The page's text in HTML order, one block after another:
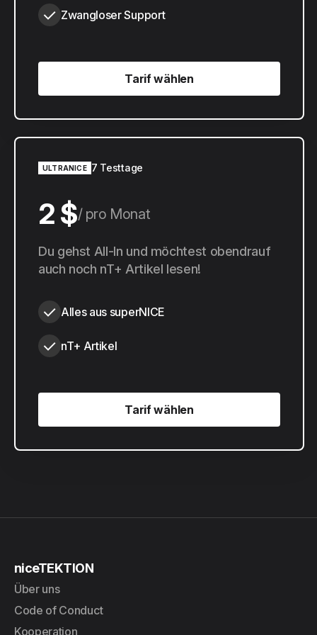
Zwangloser Support
Tarif wählen
Tarif wählen
ULTRANICE 7 Testtage
2 $ pro Monat
20 $ pro Jahr
Du gehst All-In und möchtest obendrauf
auch noch nT+ Artikel lesen!
Alles aus superNICE
nT+ Artikel
Tarif wählen
Tarif wählen
niceTEKTION
Über uns
Code of Conduct
Kooperation